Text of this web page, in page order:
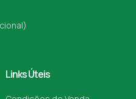
Links Úteis